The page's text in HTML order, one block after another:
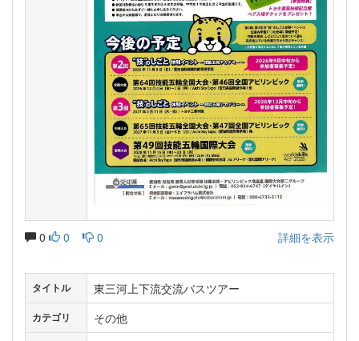
0 0 0 詳細を表示
タイトル 東三河上下流交流バスツアー
カテゴリ その他